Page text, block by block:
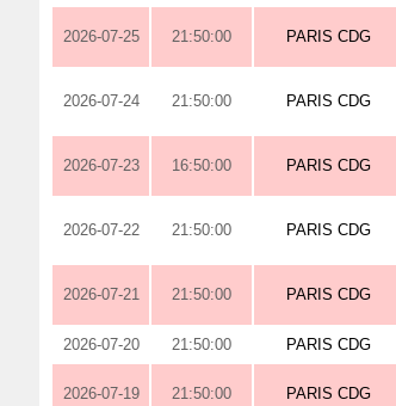
2026-07-25 21:50:00 PARIS CDG
2026-07-24 21:50:00 PARIS CDG
2026-07-23 16:50:00 PARIS CDG
2026-07-22 21:50:00 PARIS CDG
2026-07-21 21:50:00 PARIS CDG
2026-07-20
21:50:00 PARIS CDG
2026-07-19 21:50:00 PARIS CDG